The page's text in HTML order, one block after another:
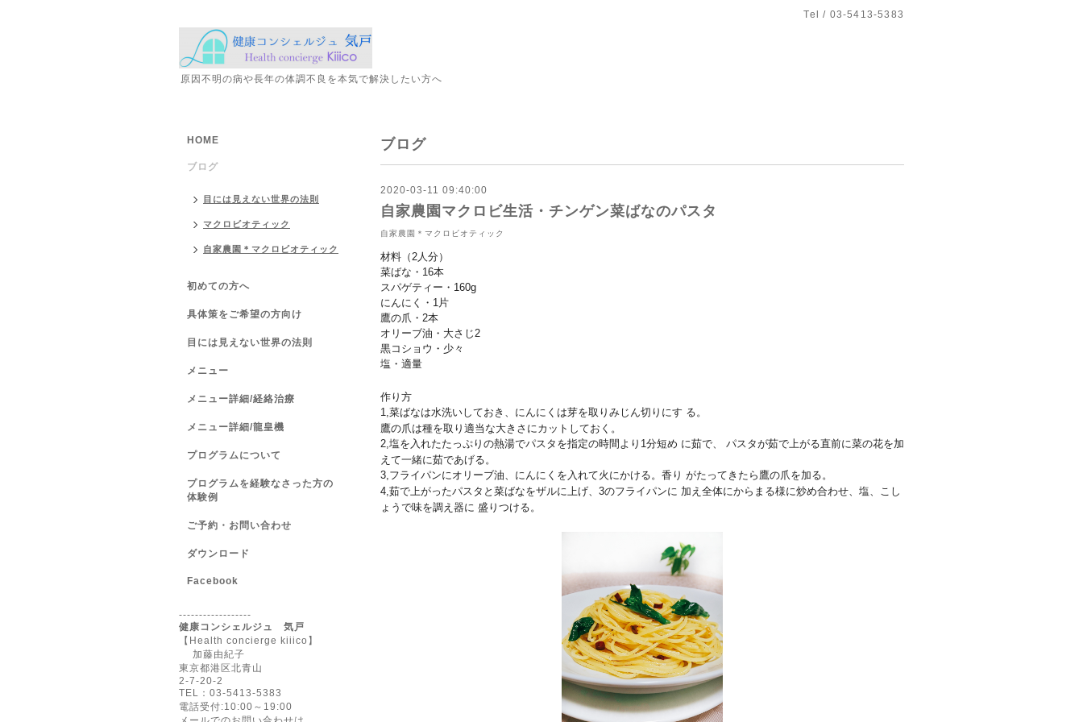
Tel / 03-5413-5383
原因不明の病や長年の体調不良を本気で解決したい方へ
ブログ
2020-03-11 09:40:00
自家農園マクロビ生活・チンゲン菜ばなのパスタ
自家農園＊マクロビオティック
材料（2人分）
菜ばな・16本
スパゲティー・160g
にんにく・1片
鷹の爪・2本
オリーブ油・大さじ2
黒コショウ・少々
塩・適量
作り方
1,菜ばなは水洗いしておき、にんにくは芽を取りみじん切りにす る。
鷹の爪は種を取り適当な大きさにカットしておく。
2,塩を入れたたっぷりの熱湯でパスタを指定の時間より1分短め に茹で、
パスタが茹で上がる直前に菜の花を加
えて一緒に茹であげる。
3,フライパンにオリーブ油、にんにくを入れて火にかける。香り がたってきたら鷹の爪を加る。
4,茹で上がったパスタと菜ばなをザルに上げ、3のフライパンに 加え全体にからまる様に炒め合わせ、塩、こし
ょうで味を調え器に 盛りつける。
HOME
ブログ
目には見えない世界の法則
マクロビオティック
自家農園＊マクロビオティック
初めての方へ
具体策をご希望の方向け
目には見えない世界の法則
メニュー
メニュー詳細/経絡治療
メニュー詳細/龍皇機
プログラムについて
プログラムを経験なさった方の
体験例
ご予約・お問い合わせ
ダウンロード
Facebook
------------------
健康コンシェルジュ 気戸
【Health concierge kiiico】
加藤由紀子
東京都港区北青山
2-7-20-2
TEL：03-5413-5383
電話受付:10:00～19:00